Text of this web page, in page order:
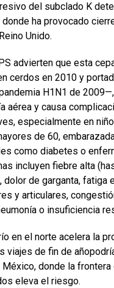
del subclado K
donde ha provocado
Unido.
advierten que esta
cerdos en 2010 y
H1N1 de
aérea y causa
especialmente en
de 60,
como diabetes o
incluyen fiebre alta
de garganta, fatiga
y articulares,
o insuficiencia
en el norte acelera la
viajes de fin de
México, donde la
eleva el riesgo.